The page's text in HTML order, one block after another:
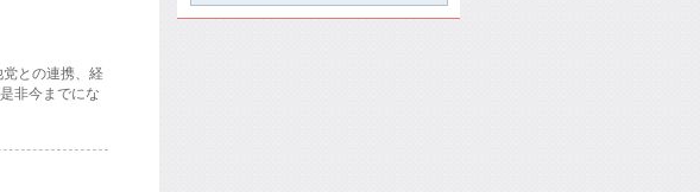
との連携、経
非今までにな